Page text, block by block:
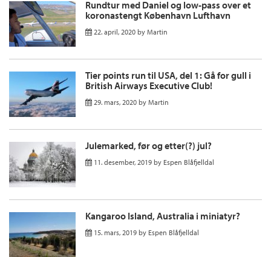
Rundtur med Daniel og low-pass over et
koronastengt København Lufthavn
22. april, 2020 by Martin
Tier points run til USA, del 1: Gå for gull i
British Airways Executive Club!
29. mars, 2020 by Martin
Julemarked, før og etter(?) jul?
11. desember, 2019 by Espen Blåfjelldal
Kangaroo Island, Australia i miniatyr?
15. mars, 2019 by Espen Blåfjelldal